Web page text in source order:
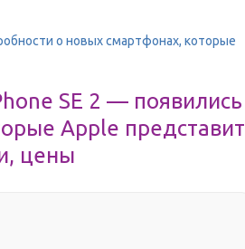
о новых смартфонах, которые
SE 2 — появились
Apple представит
цены